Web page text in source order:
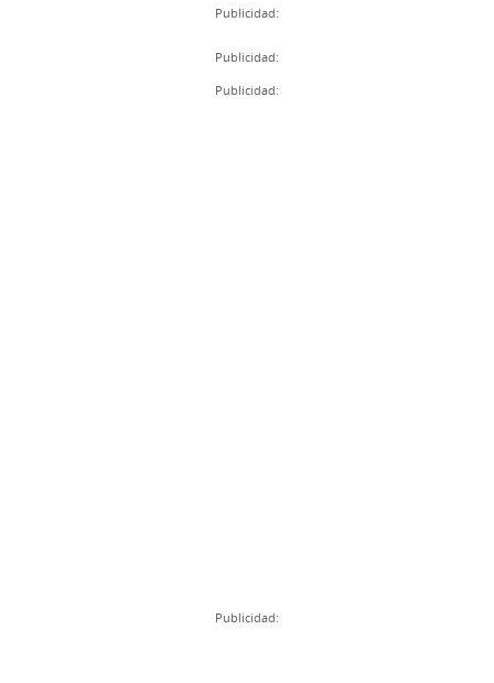
Publicidad:
Publicidad:
Publicidad:
Publicidad: